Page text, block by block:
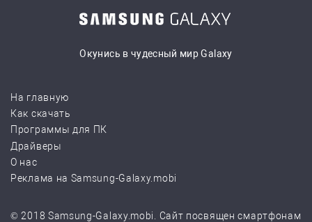
Окунись в чудесный мир Galaxy
На главную
Как скачать
Программы для ПК
Драйверы
О нас
Реклама на Samsung-Galaxy.mobi
© 2018 Samsung-Galaxy.mobi. Сайт посвящен смартфонам